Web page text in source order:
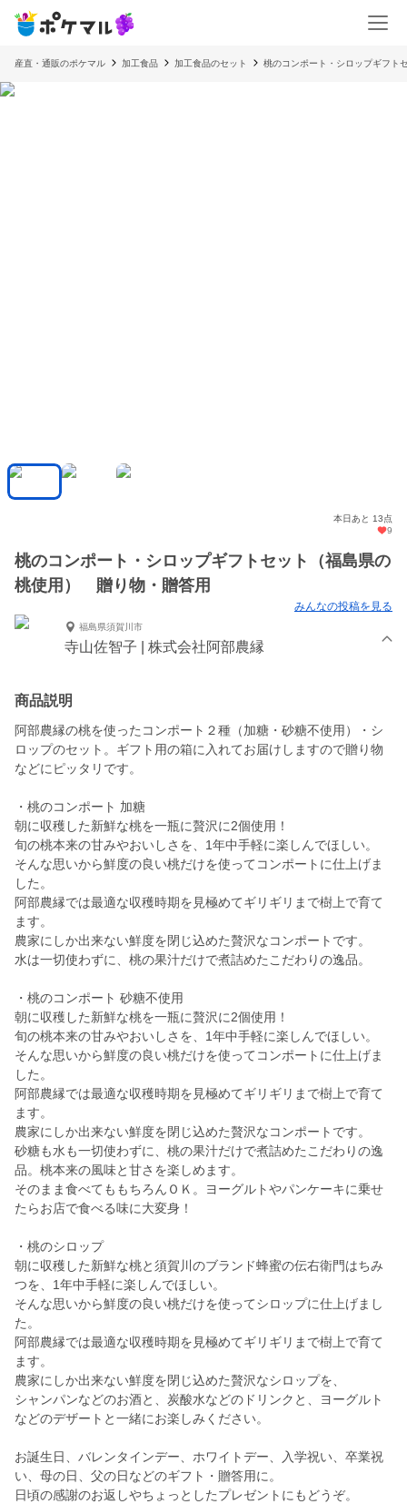
産直・通販のポケマル 加工食品 加工食品のセット 桃のコンポート・シロップギフ
本日あと 13点
9
桃のコンポート・シロップギフトセット（福島県の
桃使用） 贈り物・贈答用
みんなの投稿を見る
福島県須賀川市
寺山佐智子 | 株式会社阿部農縁
商品説明
阿部農縁の桃を使ったコンポート２種（加糖・砂糖不使用）・シ
ロップのセット。ギフト用の箱に入れてお届けしますので贈り物
などにピッタリです。
・桃のコンポート 加糖
朝に収穫した新鮮な桃を一瓶に贅沢に2個使用！
旬の桃本来の甘みやおいしさを、1年中手軽に楽しんでほしい。
そんな思いから鮮度の良い桃だけを使ってコンポートに仕上げま
した。
阿部農縁では最適な収穫時期を見極めてギリギリまで樹上で育て
ます。
農家にしか出来ない鮮度を閉じ込めた贅沢なコンポートです。
水は一切使わずに、桃の果汁だけで煮詰めたこだわりの逸品。
・桃のコンポート 砂糖不使用
朝に収穫した新鮮な桃を一瓶に贅沢に2個使用！
旬の桃本来の甘みやおいしさを、1年中手軽に楽しんでほしい。
そんな思いから鮮度の良い桃だけを使ってコンポートに仕上げま
した。
阿部農縁では最適な収穫時期を見極めてギリギリまで樹上で育て
ます。
農家にしか出来ない鮮度を閉じ込めた贅沢なコンポートです。
砂糖も水も一切使わずに、桃の果汁だけで煮詰めたこだわりの逸
品。桃本来の風味と甘さを楽しめます。
そのまま食べてももちろんＯＫ。ヨーグルトやパンケーキに乗せ
たらお店で食べる味に大変身！
・桃のシロップ
朝に収穫した新鮮な桃と須賀川のブランド蜂蜜の伝右衛門はちみ
つを、1年中手軽に楽しんでほしい。
そんな思いから鮮度の良い桃だけを使ってシロップに仕上げまし
た。
阿部農縁では最適な収穫時期を見極めてギリギリまで樹上で育て
ます。
農家にしか出来ない鮮度を閉じ込めた贅沢なシロップを、
シャンパンなどのお酒と、炭酸水などのドリンクと、ヨーグルト
などのデザートと一緒にお楽しみください。
お誕生日、バレンタインデー、ホワイトデー、入学祝い、卒業祝
い、母の日、父の日などのギフト・贈答用に。
日頃の感謝のお返しやちょっとしたプレゼントにもどうぞ。